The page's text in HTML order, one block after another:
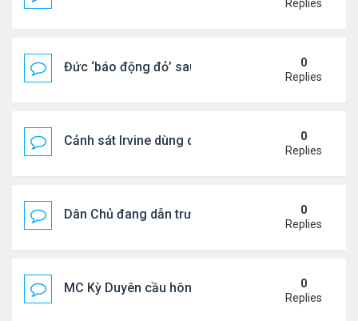
Replies
Đức ‘báo động đỏ’ sau vụ phát hiện UAV mang
0
Replies
Cảnh sát Irvine dùng drone bắt kẻ trộm trong
0
Replies
Dân Chủ đang dẫn trước Cộng Hòa trong các
0
Replies
MC Kỳ Duyên cầu hôn lại chồng cũ
0
Replies